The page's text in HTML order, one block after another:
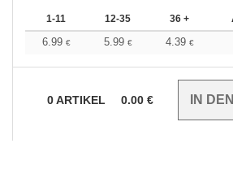
1-11 12-35 36 +
6.99 € 5.99 € 4.39 €
0ARTIKEL 0.00 €